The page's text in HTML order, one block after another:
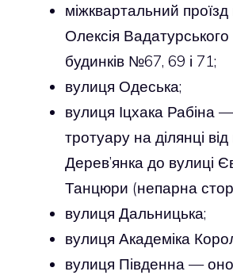
міжквартальний проїзд
Олексія
будинків №67, 69 і 71;
вулиця Одеська;
вулиця Іцхака Рабіна
тротуару на ділянці
Дерев’янка до вулиці
Танцюри (непарна
вулиця Дальницька;
вулиця Академіка
вулиця Південна —